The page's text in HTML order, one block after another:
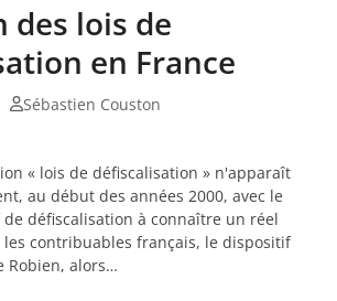
des lois de
en France
Sébastien Couston
« lois de défiscalisation » n'apparaît
au début des années 2000, avec le
défiscalisation à connaître un réel
les contribuables français, le dispositif
Robien, alors…